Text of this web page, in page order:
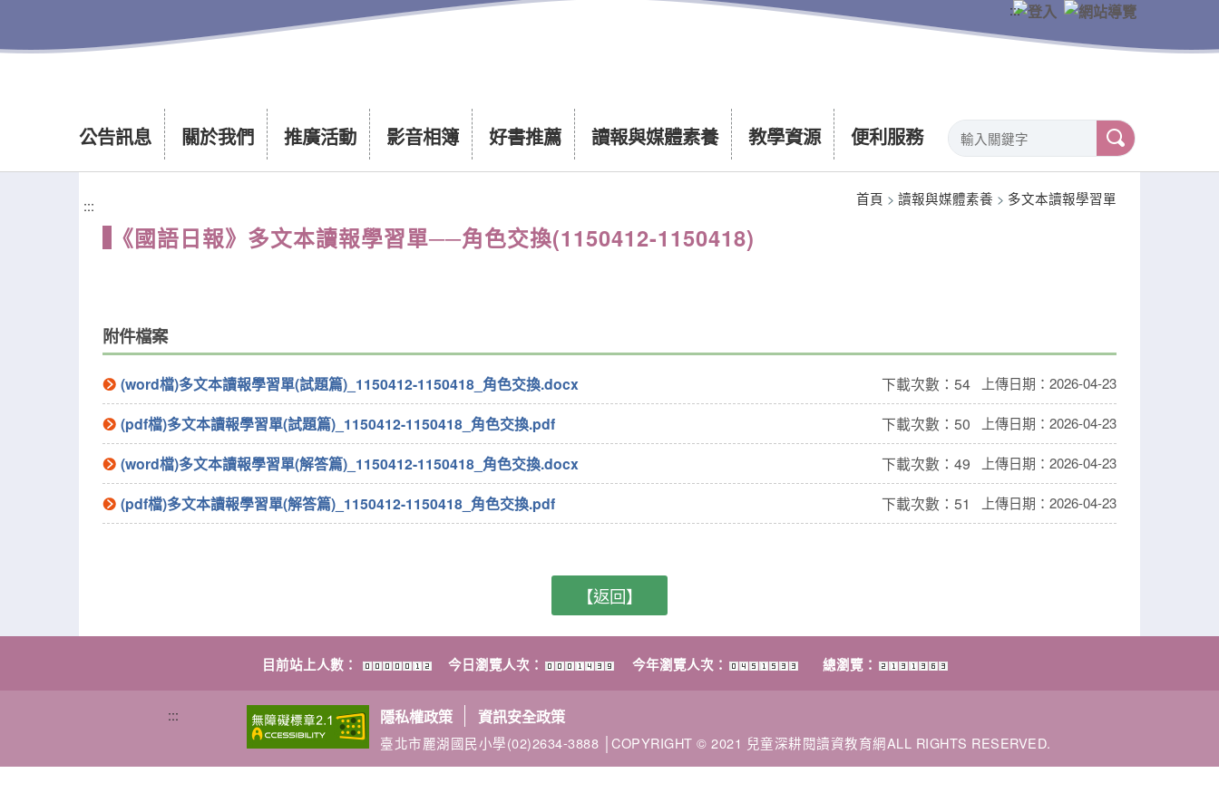
:::
公告訊息 關於我們 推廣活動 影音相簿 好書推薦 讀報與媒體素養 教學資源 便利服務
:::
《國語日報》多文本讀報學習單──角色交換(1150412-1150418)
首頁 > 讀報與媒體素養 > 多文本讀報學習單
附件檔案
(word檔)多文本讀報學習單(試題篇)_1150412-1150418_角色交換.docx 上傳日期：2026-04-23
下載次數：54
(pdf檔)多文本讀報學習單(試題篇)_1150412-1150418_角色交換.pdf 上傳日期：2026-04-23
下載次數：50
(word檔)多文本讀報學習單(解答篇)_1150412-1150418_角色交換.docx 上傳日期：2026-04-23
下載次數：49
(pdf檔)多文本讀報學習單(解答篇)_1150412-1150418_角色交換.pdf 上傳日期：2026-04-23
下載次數：51
【返回】
目前站上人數： 今日瀏覽人次： 今年瀏覽人次： 總瀏覽：
::: 隱私權政策 資訊安全政策
臺北市麗湖國民小學(02)2634-3888 │COPYRIGHT © 2021 兒童深耕閱讀資教育網ALL RIGHTS RESERVED.